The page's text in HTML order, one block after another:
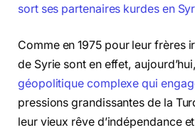
sort ses partenaires kurdes en
Comme en 1975 pour leur frères
de Syrie sont en effet, aujourd’hui,
géopolitique complexe qui
pressions grandissantes de la
leur vieux rêve d’indépendance